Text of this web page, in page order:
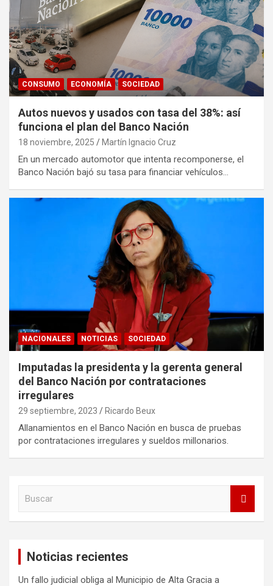
CONSUMO ECONOMÍA SOCIEDAD
Autos nuevos y usados con tasa del 38%: así
funciona el plan del Banco Nación
18 noviembre, 2025 Martín Ignacio Cruz
En un mercado automotor que intenta recomponerse, el
Banco Nación bajó su tasa para financiar vehículos…
NACIONALES NOTICIAS SOCIEDAD
Imputadas la presidenta y la gerenta general
del Banco Nación por contrataciones
irregulares
29 septiembre, 2023 Ricardo Beux
Allanamientos en el Banco Nación en busca de pruebas
por contrataciones irregulares y sueldos millonarios.
Noticias recientes
Un fallo judicial obliga al Municipio de Alta Gracia a